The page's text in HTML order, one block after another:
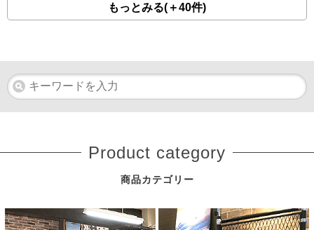
もっとみる(＋40件)
Product category
商品カテゴリー